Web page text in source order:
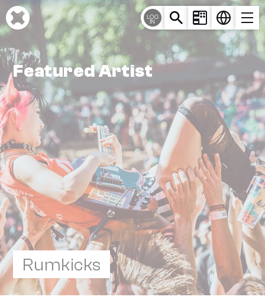
Cookie-Einstellungen
LOG
IN
Featured Artist
Rumkicks